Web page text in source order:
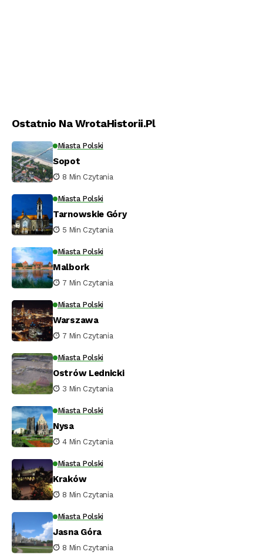
Ostatnio Na WrotaHistorii.pl
Miasta Polski
Sopot
8 Min Czytania
Miasta Polski
Tarnowskie Góry
5 Min Czytania
Miasta Polski
Malbork
7 Min Czytania
Miasta Polski
Warszawa
7 Min Czytania
Miasta Polski
Ostrów Lednicki
3 Min Czytania
Miasta Polski
Nysa
4 Min Czytania
Miasta Polski
Kraków
8 Min Czytania
Miasta Polski
Jasna Góra
8 Min Czytania